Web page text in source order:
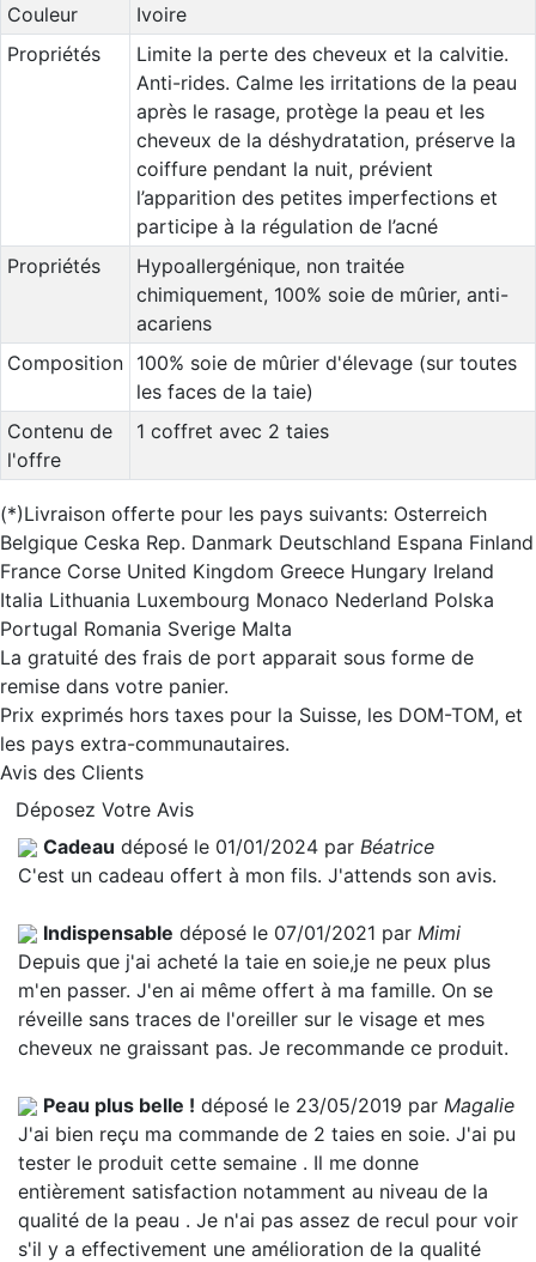
Couleur
Ivoire
Propriétés
Limite la perte des cheveux et la calvitie.
Anti-rides. Calme les irritations de la peau
après le rasage, protège la peau et les
cheveux de la déshydratation, préserve la
coiffure pendant la nuit, prévient
l’apparition des petites imperfections et
participe à la régulation de l’acné
Propriétés
Hypoallergénique, non traitée
chimiquement, 100% soie de mûrier, anti-
acariens
Composition
100% soie de mûrier d'élevage (sur toutes
les faces de la taie)
Contenu de
l'offre
1 coffret avec 2 taies
(*)Livraison offerte pour les pays suivants: Osterreich
Belgique Ceska Rep. Danmark Deutschland Espana Finland
France Corse United Kingdom Greece Hungary Ireland
Italia Lithuania Luxembourg Monaco Nederland Polska
Portugal Romania Sverige Malta
La gratuité des frais de port apparait sous forme de
remise dans votre panier.
Prix exprimés hors taxes pour la Suisse, les DOM-TOM, et
les pays extra-communautaires.
Avis des Clients
Déposez Votre Avis
Cadeau déposé le 01/01/2024 par Béatrice
C'est un cadeau offert à mon fils. J'attends son avis.
Indispensable déposé le 07/01/2021 par Mimi
Depuis que j'ai acheté la taie en soie,je ne peux plus
m'en passer. J'en ai même offert à ma famille. On se
réveille sans traces de l'oreiller sur le visage et mes
cheveux ne graissant pas. Je recommande ce produit.
Peau plus belle ! déposé le 23/05/2019 par Magalie
J'ai bien reçu ma commande de 2 taies en soie. J'ai pu
tester le produit cette semaine . Il me donne
entièrement satisfaction notamment au niveau de la
qualité de la peau . Je n'ai pas assez de recul pour voir
s'il y a effectivement une amélioration de la qualité